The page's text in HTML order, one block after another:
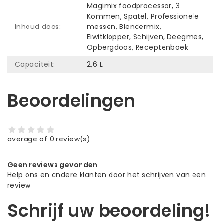
Inhoud doos:
Magimix foodprocessor, 3
Kommen, Spatel, Professionele
messen, Blendermix,
Eiwitklopper, Schijven, Deegmes,
Opbergdoos, Receptenboek
Capaciteit:
2,6 L
Beoordelingen
average of 0 review(s)
Geen reviews gevonden
Help ons en andere klanten door het schrijven van een
review
Schrijf uw beoordeling!